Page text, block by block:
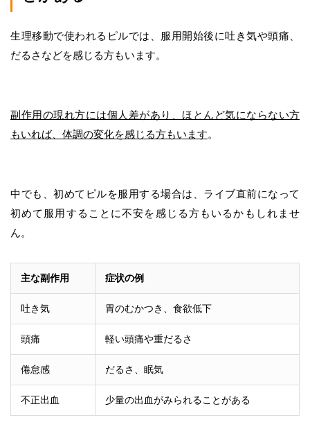
生理移動で使われるピルでは、服用開始後に吐き気や頭痛、
だるさなどを感じる方もいます。
副作用の現れ方には個人差があり、ほとんど気にならない方
もいれば、体調の変化を感じる方もいます。
中でも、初めてピルを服用する場合は、ライブ直前になって
初めて服用することに不安を感じる方もいるかもしれませ
ん。
主な副作用 症状の例
吐き気 胃のむかつき、食欲低下
頭痛 軽い頭痛や重だるさ
倦怠感 だるさ、眠気
不正出血 少量の出血がみられることがある